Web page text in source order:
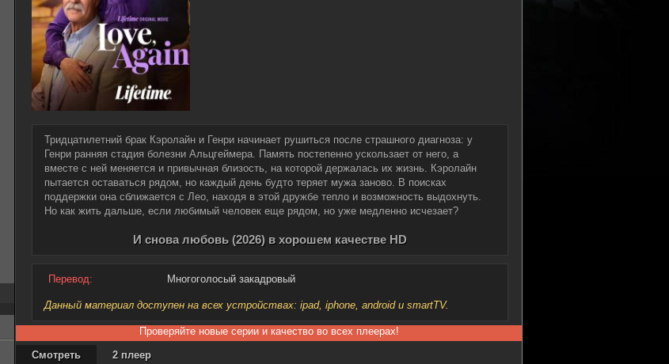
Тридцатилетний брак Кэролайн и Генри начинает рушиться после страшного диагноза: у
Генри ранняя стадия болезни Альцгеймера. Память постепенно ускользает от него, а
вместе с ней меняется и привычная близость, на которой держалась их жизнь. Кэролайн
пытается оставаться рядом, но каждый день будто теряет мужа заново. В поисках
поддержки она сближается с Лео, находя в этой дружбе тепло и возможность выдохнуть.
Но как жить дальше, если любимый человек еще рядом, но уже медленно исчезает?
И снова любовь (2026) в хорошем качестве HD
Перевод: Многоголосый закадровый
Данный материал доступен на всех устройствах: ipad, iphone, android и smartTV.
Проверяйте новые серии и качество во всех плеерах!
Смотреть
2 плеер